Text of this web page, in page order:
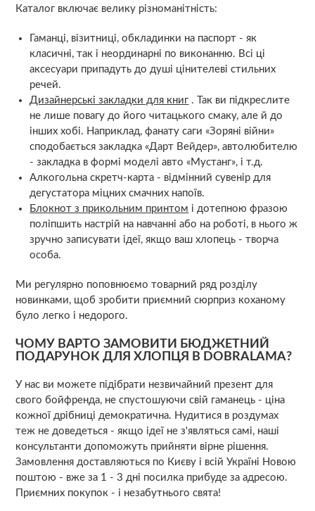
Каталог включає велику різноманітність:
Гаманці, візитниці, обкладинки на паспорт - як
класичні, так і неординарні по виконанню. Всі ці
аксесуари припадуть до душі цінителеві стильних
речей.
Дизайнерські закладки для книг . Так ви підкреслите
не лише повагу до його читацького смаку, але й до
інших хобі. Наприклад, фанату саги «Зоряні війни»
сподобається закладка «Дарт Вейдер», автолюбителю
- закладка в формі моделі авто «Мустанг», і т.д.
Алкогольна скретч-карта - відмінний сувенір для
дегустатора міцних смачних напоїв.
Блокнот з прикольним принтом і дотепною фразою
поліпшить настрій на навчанні або на роботі, в нього ж
зручно записувати ідеї, якщо ваш хлопець - творча
особа.
Ми регулярно поповнюємо товарний ряд розділу
новинками, щоб зробити приємний сюрприз коханому
було легко і недорого.
ЧОМУ ВАРТО ЗАМОВИТИ БЮДЖЕТНИЙ
ПОДАРУНОК ДЛЯ ХЛОПЦЯ В DOBRALAMA?
У нас ви можете підібрати незвичайний презент для
свого бойфренда, не спустошуючи свій гаманець - ціна
кожної дрібниці демократична. Нудитися в роздумах
теж не доведеться - якщо ідеї не з'являться самі, наші
консультанти допоможуть прийняти вірне рішення.
Замовлення доставляються по Києву і всій Україні Новою
поштою - вже за 1 - 3 дні посилка прибуде за адресою.
Приємних покупок - і незабутнього свята!